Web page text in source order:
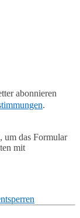
abonnieren
.
um das Formular
mit